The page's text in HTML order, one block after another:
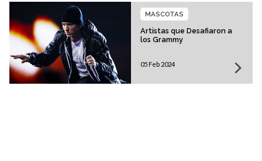
Artistas que Desafiaron a
los Grammy
MASCOTAS
05 Feb 2024